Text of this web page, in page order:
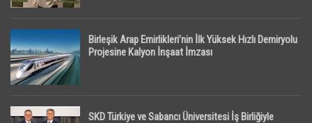
Birleşik Arap Emirlikleri’nin İlk Yüksek Hızlı Demiryolu
Projesine Kalyon İnşaat İmzası
SKD Türkiye ve Sabancı Üniversitesi İş Birliğiyle